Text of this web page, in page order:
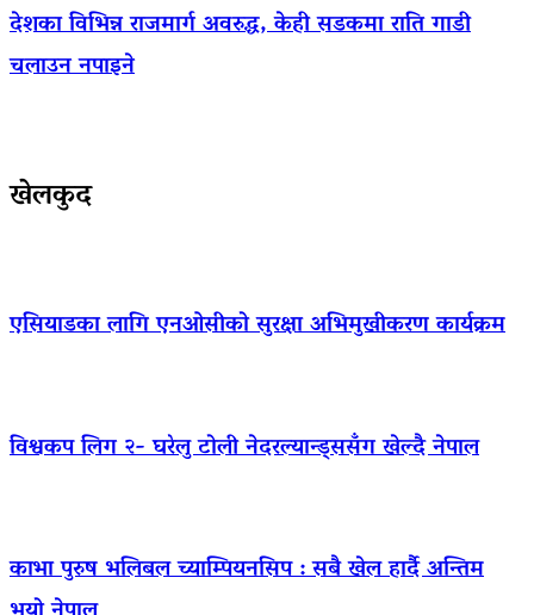
देशका विभिन्न राजमार्ग अवरुद्ध, केही सडकमा राति गाडी
चलाउन नपाइने
खेलकुद
एसियाडका लागि एनओसीको सुरक्षा अभिमुखीकरण कार्यक्रम
विश्वकप लिग २- घरेलु टोली नेदरल्यान्ड्ससँग खेल्दै नेपाल
काभा पुरुष भलिबल च्याम्पियनसिप : सबै खेल हार्दै अन्तिम